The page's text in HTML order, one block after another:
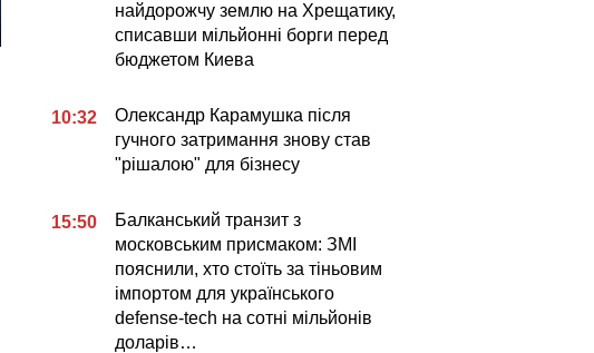
найдорожчу землю на Хрещатику,
списавши мільйонні борги перед
бюджетом Киева
10:32
Олександр Карамушка після
гучного затримання знову став
"рішалою" для бізнесу
15:50
Балканський транзит з
московським присмаком: ЗМІ
пояснили, хто стоїть за тіньовим
імпортом для українського
defense-tech на сотні мільйонів
доларів…